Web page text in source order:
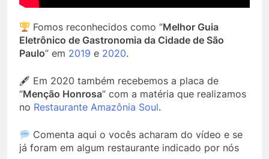
Fomos reconhecidos como “Melhor Guia
Eletrônico de Gastronomia da Cidade de São
Paulo” em 2019 e 2020.
🖋 Em 2020 também recebemos a placa de
“Menção Honrosa” com a matéria que realizamos
no Restaurante Amazônia Soul.
Comenta aqui o vocês acharam do vídeo e se
já foram em algum restaurante indicado por nós